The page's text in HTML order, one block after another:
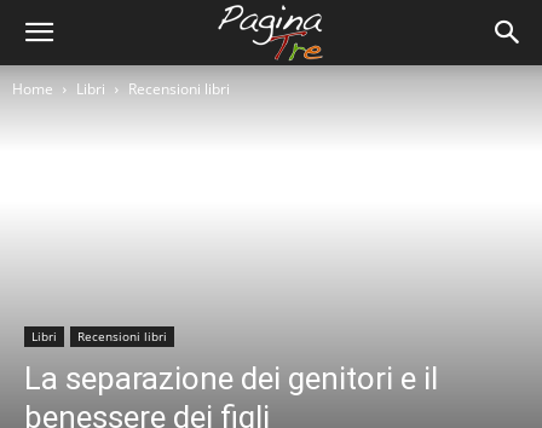
Home Libri Recensioni libri
Libri Recensioni libri
La separazione dei genitori e il
benessere dei figli